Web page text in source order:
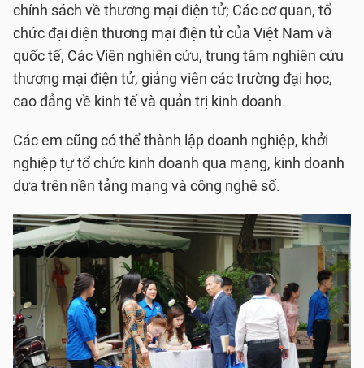
chính sách về thương mại điện tử; Các cơ quan, tổ
chức đại diện thương mại điện tử của Việt Nam và
quốc tế; Các Viện nghiên cứu, trung tâm nghiên cứu
thương mại điện tử, giảng viên các trường đại học,
cao đẳng về kinh tế và quản trị kinh doanh.
Các em cũng có thể thành lập doanh nghiệp, khởi
nghiệp tự tổ chức kinh doanh qua mạng, kinh doanh
dựa trên nền tảng mạng và công nghệ số.